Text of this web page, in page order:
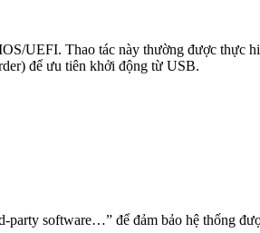
UEFI. Thao tác này thường được thực
để ưu tiên khởi động từ USB.
software…” để đảm bảo hệ thống